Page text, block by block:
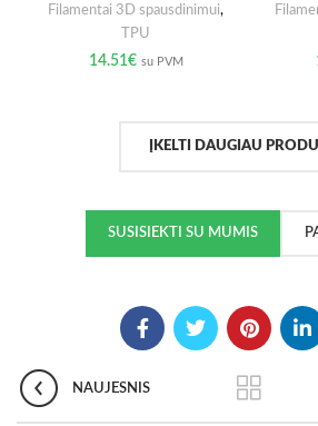
Filamentai 3D spausdinimui,
TPU
14.51€ su PVM
ĮKELTI DAUGIAU
SUSISIEKTI SU MUMIS
NAUJESNIS